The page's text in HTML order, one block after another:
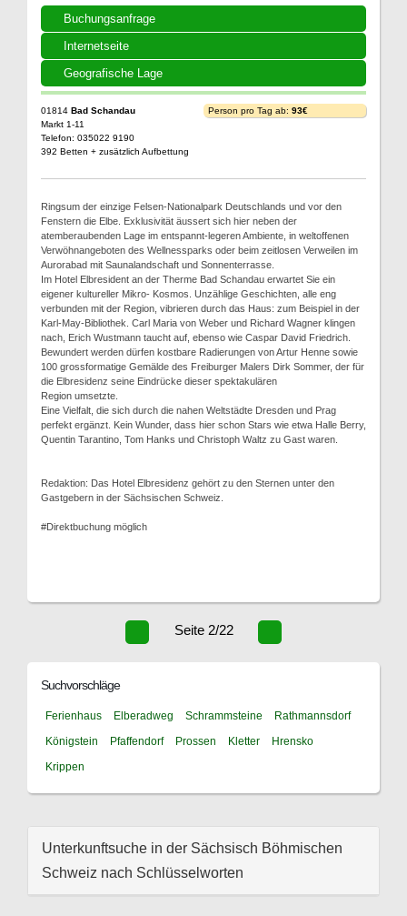
Buchungsanfrage
Internetseite
Geografische Lage
01814 Bad Schandau
Markt 1-11
Telefon: 035022 9190
392 Betten + zusätzlich Aufbettung
Person pro Tag ab: 93€
Ringsum der einzige Felsen-Nationalpark Deutschlands und vor den
Fenstern die Elbe. Exklusivität äussert sich hier neben der
atemberaubenden Lage im entspannt-legeren Ambiente, in weltoffenen
Verwöhnangeboten des Wellnessparks oder beim zeitlosen Verweilen im
Aurorabad mit Saunalandschaft und Sonnenterrasse.
Im Hotel Elbresident an der Therme Bad Schandau erwartet Sie ein
eigener kultureller Mikro- Kosmos. Unzählige Geschichten, alle eng
verbunden mit der Region, vibrieren durch das Haus: zum Beispiel in der
Karl-May-Bibliothek. Carl Maria von Weber und Richard Wagner klingen
nach, Erich Wustmann taucht auf, ebenso wie Caspar David Friedrich.
Bewundert werden dürfen kostbare Radierungen von Artur Henne sowie
100 grossformatige Gemälde des Freiburger Malers Dirk Sommer, der für
die Elbresidenz seine Eindrücke dieser spektakulären
Region umsetzte.
Eine Vielfalt, die sich durch die nahen Weltstädte Dresden und Prag
perfekt ergänzt. Kein Wunder, dass hier schon Stars wie etwa Halle Berry,
Quentin Tarantino, Tom Hanks und Christoph Waltz zu Gast waren.
Redaktion: Das Hotel Elbresidenz gehört zu den Sternen unter den
Gastgebern in der Sächsischen Schweiz.
#Direktbuchung möglich
Seite 2/22
Suchvorschläge
Ferienhaus Elberadweg Schrammsteine
Rathmannsdorf
Königstein
Pfaffendorf Prossen Kletter
Hrensko
Krippen
Unterkunftsuche in der Sächsisch Böhmischen
Schweiz nach Schlüsselworten